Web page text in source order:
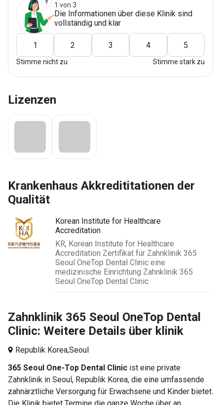
1 von 3
Die Informationen über diese Klinik sind
vollständig und klar
1 2 3 4 5
Stimme nicht zu Stimme stark zu
Lizenzen
Krankenhaus Akkredititationen der
Qualität
Korean Institute for Healthcare
Accreditation
KR, Korean Institute for Healthcare
Accreditation Zertifikat für Zahnklinik 365
Seoul OneTop Dental Clinic eine
medizinische Einrichtung Zahnklinik 365
Seoul OneTop Dental Clinic
Zahnklinik 365 Seoul OneTop Dental
Clinic: Weitere Details über klinik
Republik Korea,Seoul
365 Seoul One-Top Dental Clinic ist eine private
Zahnklinik in Seoul, Republik Korea, die eine umfassende
zahnärztliche Versorgung für Erwachsene und Kinder bietet.